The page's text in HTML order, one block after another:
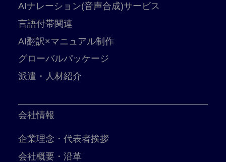
AIナレーション(音声合成)サービス
言語付帯関連
AI翻訳×マニュアル制作
グローバルパッケージ
派遣・人材紹介
会社情報
企業理念・代表者挨拶
会社概要・沿革